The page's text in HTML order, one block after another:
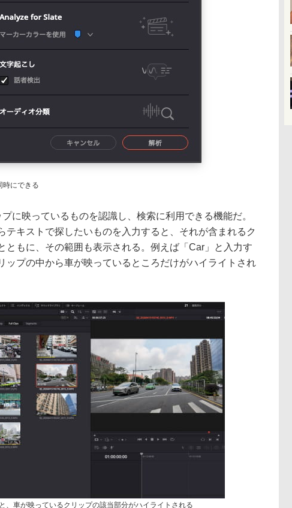
時にできる
に映っているものを認識し、検索に利用できる機能だ。
テキストで探したいものを入力すると、それが含まれるク
ともに、その範囲も表示される。例えば「Car」と入力す
ップの中から車が映っているところだけがハイライトされ
、車が映っているクリップの該当部分がハイライトされる